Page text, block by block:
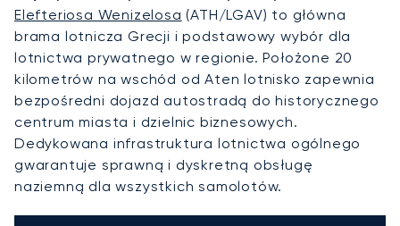
Elefteriosa Wenizelosa (ATH/LGAV) to główna
brama lotnicza Grecji i podstawowy wybór dla
lotnictwa prywatnego w regionie. Położone 20
kilometrów na wschód od Aten lotnisko zapewnia
bezpośredni dojazd autostradą do historycznego
centrum miasta i dzielnic biznesowych.
Dedykowana infrastruktura lotnictwa ogólnego
gwarantuje sprawną i dyskretną obsługę
naziemną dla wszystkich samolotów.